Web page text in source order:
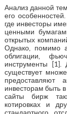
Анализ данной
его
где инвесторы
ценными
открытых
Однако, помимо
облигации,
инструменты [1].
существует
предоставляют
инвесторам быть
сайты бирж
котировках и
стандартного